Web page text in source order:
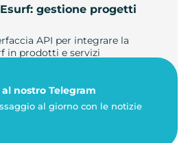
gestione progetti
API per integrare la
in prodotti e servizi
nostro Telegram
al giorno con le notizie